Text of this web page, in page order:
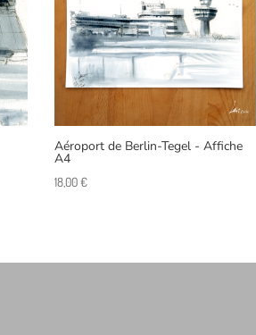
Aéroport de Berlin-Tegel - Affiche
A4
18,00€